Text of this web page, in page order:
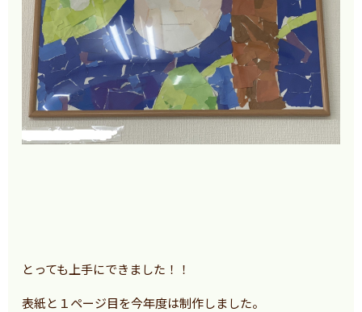
とっても上手にできました！！
表紙と１ページ目を今年度は制作しました。